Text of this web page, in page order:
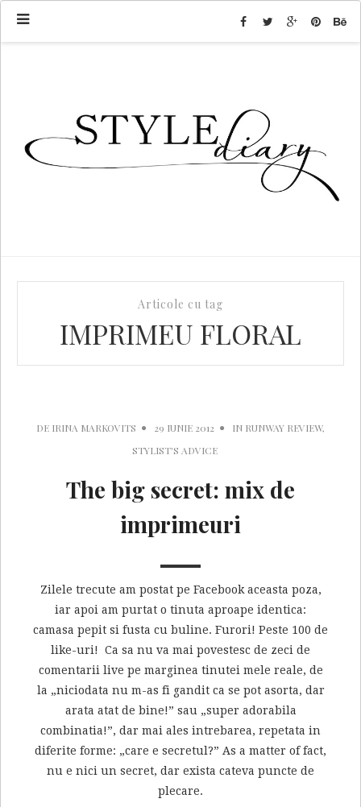
Articole cu tag
IMPRIMEU FLORAL
DE IRINA MARKOVITS 29 IUNIE 2012 IN RUNWAY REVIEW,
STYLIST'S ADVICE
The big secret: mix de
imprimeuri
Zilele trecute am postat pe Facebook aceasta poza,
iar apoi am purtat o tinuta aproape identica:
camasa pepit si fusta cu buline. Furori! Peste 100 de
like-uri! Ca sa nu va mai povestesc de zeci de
comentarii live pe marginea tinutei mele reale, de
la „niciodata nu m-as fi gandit ca se pot asorta, dar
arata atat de bine!” sau „super adorabila
combinatia!”, dar mai ales intrebarea, repetata in
diferite forme: „care e secretul?” As a matter of fact,
nu e nici un secret, dar exista cateva puncte de
plecare.